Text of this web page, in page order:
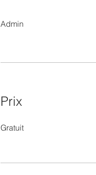
Admin
Prix
Gratuit